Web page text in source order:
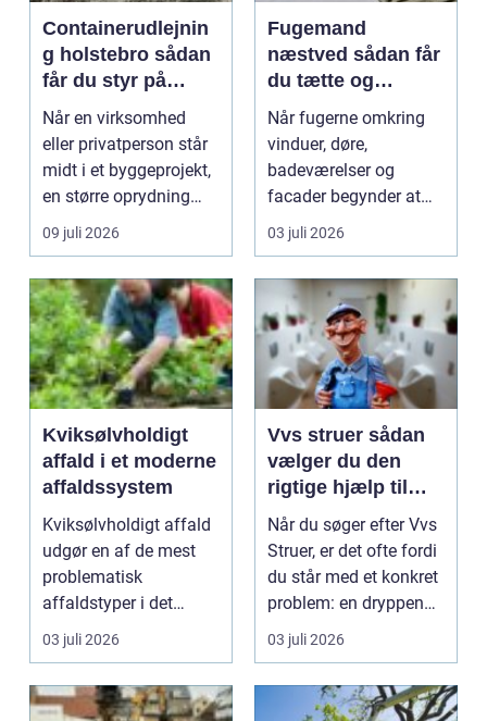
Containerudlejnin
g holstebro sådan
får du styr på
affald og
materialer
Når en virksomhed
eller privatperson står
midt i et byggeprojekt,
en større oprydning
eller løbende ...
09 juli 2026
Fugemand
næstved sådan får
du tætte og
holdbare fuger
Når fugerne omkring
vinduer, døre,
badeværelser og
facader begynder at
slippe, kan det hurtigt
03 juli 2026
Kviksølvholdigt
affald i et moderne
affaldssystem
Kviksølvholdigt affald
udgør en af de mest
problematisk
affaldstyper i det
moderne samfund,
03 juli 2026
Vvs struer sådan
vælger du den
rigtige hjælp til
dine installationer
Når du søger efter Vvs
Struer, er det ofte fordi
du står med et konkret
problem: en dryppende
vandha...
03 juli 2026